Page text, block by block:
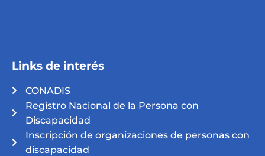
Links de interés
CONADIS
Registro Nacional de la Persona con
Discapacidad
Inscripción de organizaciones de personas con
discapacidad